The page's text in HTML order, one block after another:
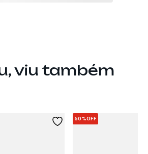
viu também
50%OFF